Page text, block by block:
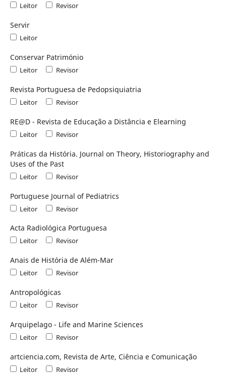
Leitor Revisor
Servir
Leitor
Conservar Património
Leitor Revisor
Revista Portuguesa de Pedopsiquiatria
Leitor Revisor
RE@D - Revista de Educação a Distância e Elearning
Leitor Revisor
Práticas da História. Journal on Theory, Historiography and
Uses of the Past
Leitor Revisor
Portuguese Journal of Pediatrics
Leitor Revisor
Acta Radiológica Portuguesa
Leitor Revisor
Anais de História de Além-Mar
Leitor Revisor
Antropológicas
Leitor Revisor
Arquipelago - Life and Marine Sciences
Leitor Revisor
artciencia.com, Revista de Arte, Ciência e Comunicação
Leitor Revisor